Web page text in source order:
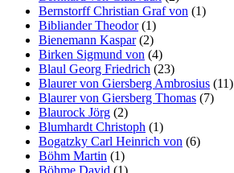
Bernstorff Christian Graf von (1)
Bibliander Theodor(1)
Bienemann Kaspar(2)
Birken Sigmund von (4)
Blaul Georg Friedrich (23)
Blaurer von Giersberg Ambrosius (11)
Blaurer von Giersberg Thomas (7)
Blaurock Jörg (2)
Blumhardt Christoph (1)
Bogatzky Carl Heinrich von (6)
Böhm Martin (1)
Böhme David (1)